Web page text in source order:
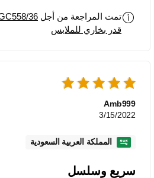
تمت المراجعة من أجل 36
قدر بخاري للملابس
Amb999
3/15/2022
المملكة العربية السعودية
سريع وسلسل